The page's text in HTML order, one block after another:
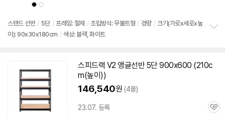
상
품
상
상
품
상
뷰
스탠드 선반 / 5단 / 프레임: 철제 / 조립방식: 무볼트형 / 경량 / 크기(가로x세로x높
이): 90x30x180cm / 색상: 블랙, 화이트
스피드랙 V2 앵글선반 5단900x600 (210c
m(높이))
146,540원 (4몰)
23.07. 등록
관